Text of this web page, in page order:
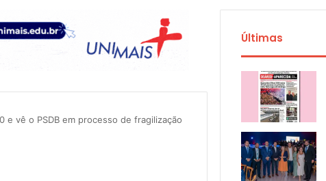
vê o PSDB em processo de fragilização
Últimas